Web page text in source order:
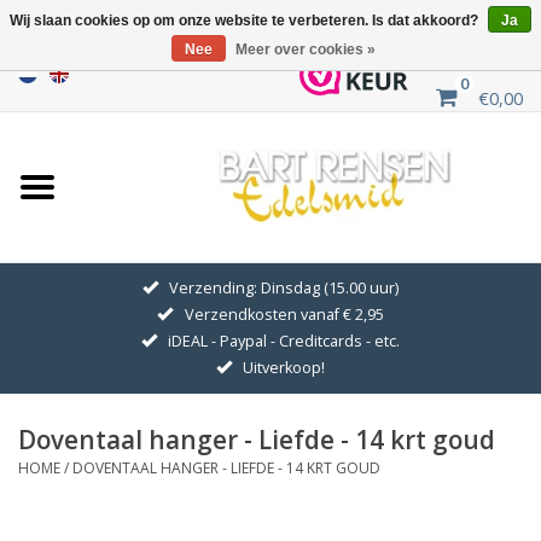
0
€0,00
Home
Uitverkoop
GOUDEN SYMBOLEN
Hanger Kettingen
Oorhangers
Verzending: Dinsdag (15.00 uur)
Verzendkosten vanaf € 2,95
iDEAL - Paypal - Creditcards - etc.
Uitverkoop!
Doventaal hanger - Liefde - 14 krt goud
HOME/ DOVENTAAL HANGER - LIEFDE - 14 KRT GOUD
Wij slaan cookies op om onze website te verbeteren. Is dat akkoord?
Ja
Nee
Meer over cookies »